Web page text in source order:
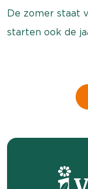
De zomer staat
starten ook de
een hoop
opmaken voor
nu aan? Deze
te worden,